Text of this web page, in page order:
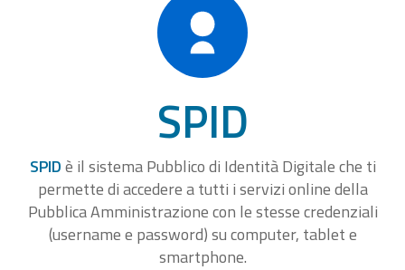
SPID
SPIDè il sistema Pubblico di Identità Digitale che ti
permette di accedere a tutti i servizi online della
Pubblica Amministrazione con le stesse credenziali
(username e password) su computer, tablet e
smartphone.